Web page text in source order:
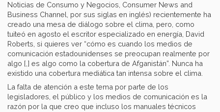
Noticias de Consumo y Negocios, Consumer News and
Business Channel, por sus siglas en inglés) recientemente ha
creado una mesa de diálogo sobre el clima, pero, como
tuiteó en agosto el escritor especializado en energía, David
Roberts, si quieres ver “cómo es cuando los medios de
comunicación estadounidenses se preocupan realmente por
algo [,] es algo como la cobertura de Afganistán”. Nunca ha
existido una cobertura mediática tan intensa sobre el clima.
La falta de atención a este tema por parte de los
legisladores, el público y los medios de comunicación es la
razón por la que creo que incluso los manuales técnicos